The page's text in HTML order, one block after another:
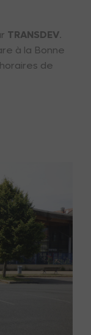
TRANSDEV.
à la Bonne
de